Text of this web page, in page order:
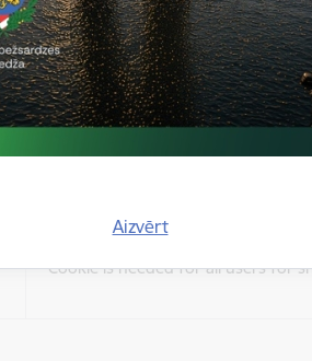
Aizvērt
Reģistrē unikālu ID priekš jaunākās
izmantots statistisko datu
izmanto vietni.
Šīs sīkdatnes ir paredzētas tādu
kas jūs interesē mūsu vietnē,
Cookie is needed for all users for